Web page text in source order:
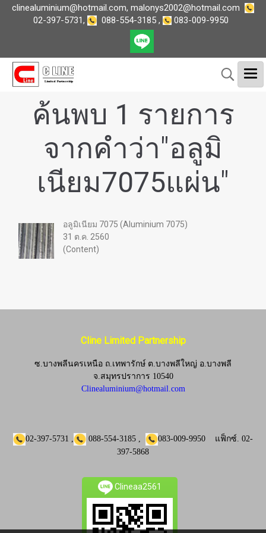
clinealuminium@hotmail.com, malonys2002@hotmail.com
02-397-5731, 088-554-3185, 083-009-9950
ค้นพบ 1 รายการ
จากคำว่า"อลูมิ
เนียม7075แผ่น"
อลูมิเนียม 7075 (Aluminium 7075)
31 ต.ค. 2560
(Content)
Cline Limited Partnership
ซ.บางพลีนครเหนือ ถ.เทพารักษ์ ต.บางพลีใหญ่ อ.บางพลี
จ.สมุทรปราการ 10540
Clinealuminium@hotmail.com
02-397-5731 , 088-554-3185 , 083-009-9950 แฟ็กซ์. 02-
397-5868
Clineaa2561